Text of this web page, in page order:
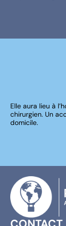
Elle aura lieu à
chirurgien. Un
domicile.